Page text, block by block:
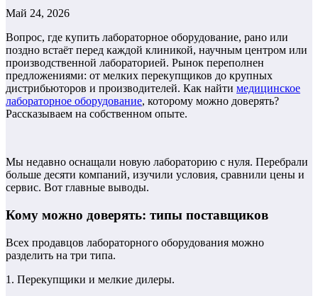
Май 24, 2026
Вопрос, где купить лабораторное оборудование, рано или
поздно встаёт перед каждой клиникой, научным центром или
производственной лабораторией. Рынок переполнен
предложениями: от мелких перекупщиков до крупных
дистрибьюторов и производителей. Как найти медицинское
лабораторное оборудование, которому можно доверять?
Рассказываем на собственном опыте.
Мы недавно оснащали новую лабораторию с нуля. Перебрали
больше десяти компаний, изучили условия, сравнили цены и
сервис. Вот главные выводы.
Кому можно доверять: типы поставщиков
Всех продавцов лабораторного оборудования можно
разделить на три типа.
1. Перекупщики и мелкие дилеры.